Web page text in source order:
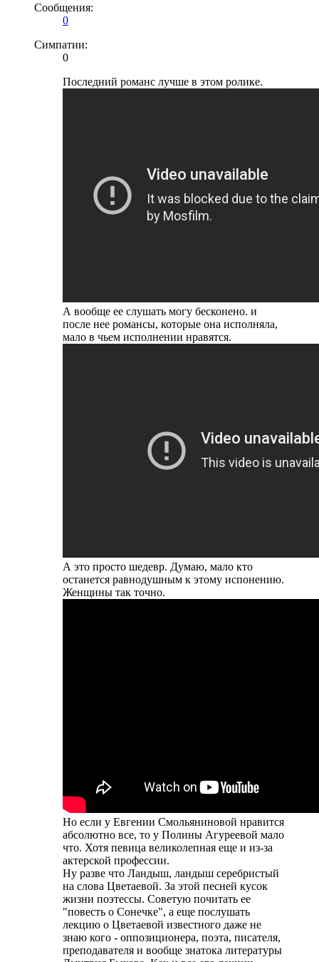
Сообщения:
0
Симпатии:
0
Последний романс лучше в этом ролике.
А вообще ее слушать могу бесконено. и
после нее романсы, которые она исполняла,
мало в чьем исполнении нравятся.
А это просто шедевр. Думаю, мало кто
останется равнодушным к этому испонению.
Женщины так точно.
Но если у Евгении Смольяниновой нравится
абсолютно все, то у Полины Агуреевой мало
что. Хотя певица великолепная еще и из-за
актерской профессии.
Ну разве что Ландыш, ландыш серебристый
на слова Цветаевой. За этой песней кусок
жизни поэтессы. Советую почитать ее
"повесть о Сонечке", а еще послушать
лекцию о Цветаевой известного даже не
знаю кого - оппозиционера, поэта, писателя,
преподавателя и вообще знатока литературы